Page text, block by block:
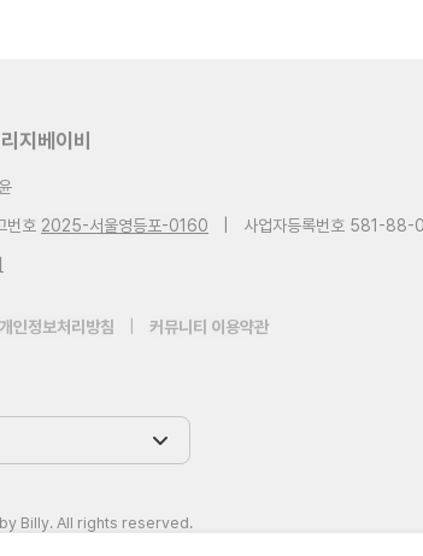
지베이비
번호 2025-서울영등포-0160 사업자등록번호 581-88-
개인정보처리방침 커뮤니티 이용약관
Billy. All rights reserved.